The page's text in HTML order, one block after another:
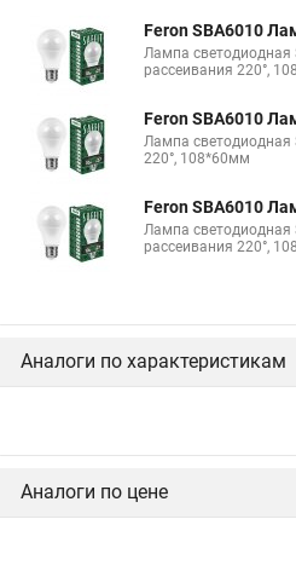
Feron SBA6010
Лампа светодиодная
рассеивания 220°,
Feron SBA6010
Лампа светодиодная
220°, 108*60мм
Feron SBA6010
Лампа светодиодная
рассеивания 220°,
Аналоги по характеристикам
Аналоги по цене